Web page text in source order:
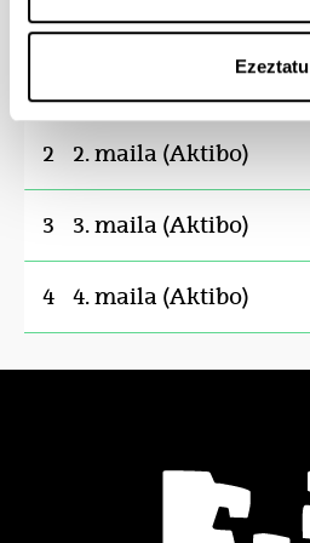
Ezeztatu
2 2. maila (Aktibo)
3 3. maila (Aktibo)
4 4. maila (Aktibo)